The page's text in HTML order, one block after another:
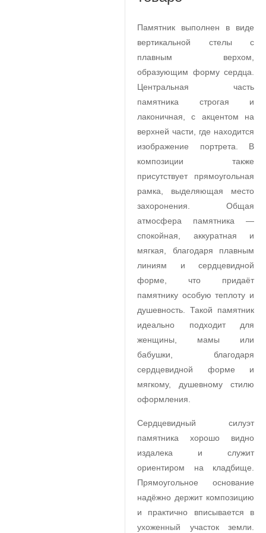
Памятник выполнен в виде
вертикальной стелы с
плавным верхом,
образующим форму сердца.
Центральная часть
памятника строгая и
лаконичная, с акцентом на
верхней части, где находится
изображение портрета. В
композиции также
присутствует прямоугольная
рамка, выделяющая место
захоронения. Общая
атмосфера памятника —
спокойная, аккуратная и
мягкая, благодаря плавным
линиям и сердцевидной
форме, что придаёт
памятнику особую теплоту и
душевность. Такой памятник
идеально подходит для
женщины, мамы или
бабушки, благодаря
сердцевидной форме и
мягкому, душевному стилю
оформления.
Сердцевидный силуэт
памятника хорошо видно
издалека и служит
ориентиром на кладбище.
Прямоугольное основание
надёжно держит композицию
и практично вписывается в
ухоженный участок земли.